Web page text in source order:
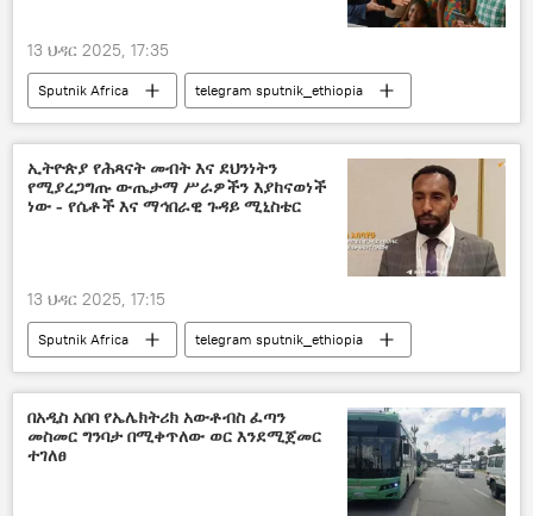
13 ህዳር 2025, 17:35
Sputnik Africa telegram sputnik_ethiopia
ኢትዮጵያ የሕጻናት መብት እና ደህንነትን
የሚያረጋግጡ ውጤታማ ሥራዎችን እያከናወነች
ነው - የሴቶች እና ማኅበራዊ ጉዳይ ሚኒስቴር
13 ህዳር 2025, 17:15
Sputnik Africa telegram sputnik_ethiopia
በአዲስ አበባ የኤሌክትሪክ አውቶብስ ፈጣን
መስመር ግንባታ በሚቀጥለው ወር እንደሚጀመር
ተገለፀ